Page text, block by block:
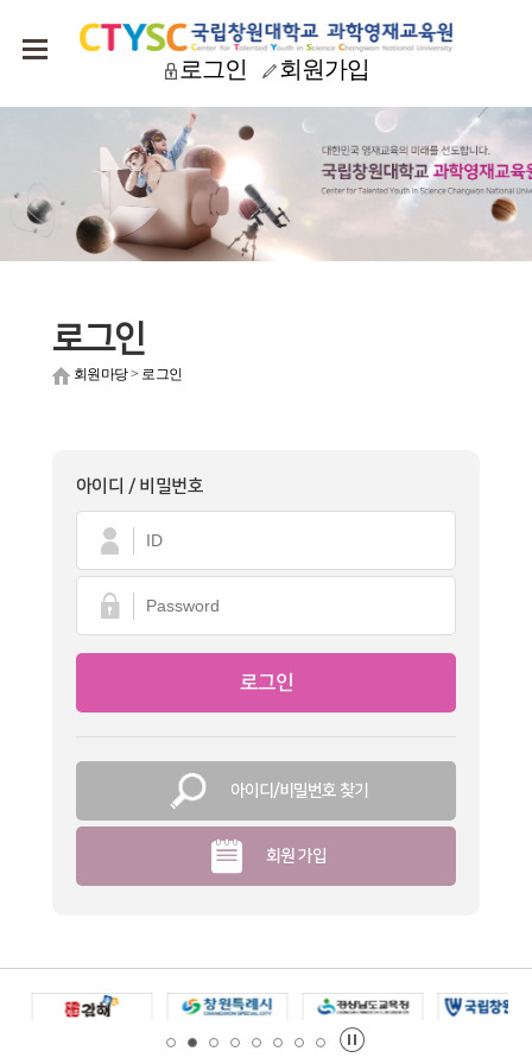
로그인 회원가입
로그인
회원마당> 로그인
아이디 / 비밀번호
아이디/비밀번호 찾기
회원 가입